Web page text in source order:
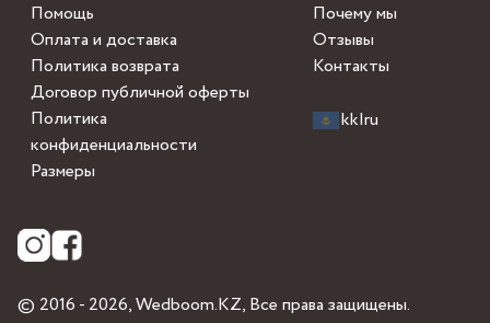
Помощь
Оплата и доставка
Политика возврата
Договор публичной оферты
Политика
конфиденциальности
Размеры
Почему мы
Отзывы
Контакты
kk|ru
© 2016 - 2026,Wedboom.KZ, Все права защищены.